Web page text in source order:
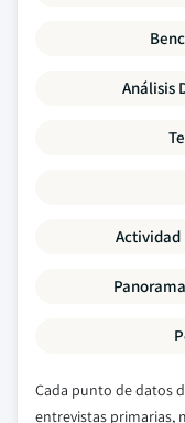
Análisis
Actividad
Cada punto de datos
entrevistas primarias,